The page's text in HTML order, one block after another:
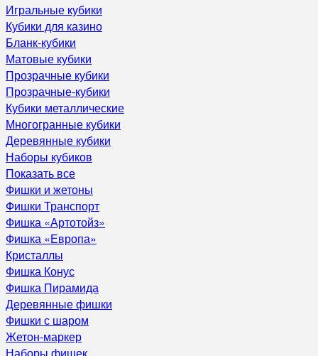
Игральные кубики
Кубики для казино
Бланк-кубики
Матовые кубики
Прозрачные кубики
Прозрачные-кубики
Кубики металлические
Многогранные кубики
Деревянные кубики
Наборы кубиков
Показать все
Фишки и жетоны
Фишки Транспорт
Фишка «Артотойз»
Фишка «Европа»
Кристаллы
Фишка Конус
Фишка Пирамида
Деревянные фишки
Фишки с шаром
Жетон-маркер
Наборы фишек